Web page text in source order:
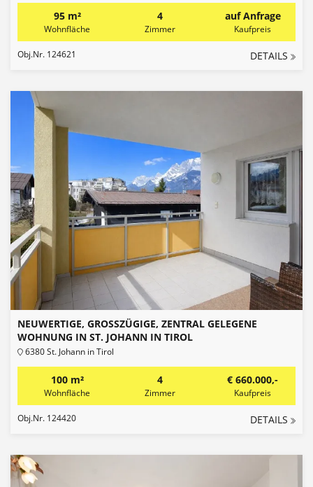
95 m²
Wohnfläche
4
Zimmer
auf Anfrage
Kaufpreis
Obj.Nr. 124621 DETAILS
NEUWERTIGE, GROSSZÜGIGE, ZENTRAL GELEGENE W
OHNUNG IN ST. JOHANN IN TIROL
6380 St. Johann in Tirol
100 m²
Wohnfläche
4
Zimmer
€ 660.000,-
Kaufpreis
Obj.Nr. 124420 DETAILS